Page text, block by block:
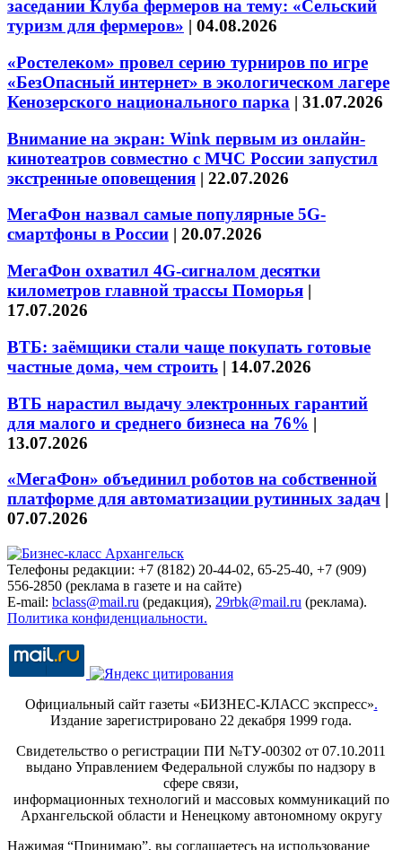
заседании Клуба фермеров на тему: «Сельский
туризм для фермеров» | 04.08.2026
«Ростелеком» провел серию турниров по игре
«БезОпасный интернет» в экологическом лагере
Кенозерского национального парка | 31.07.2026
Внимание на экран: Wink первым из онлайн-
кинотеатров совместно с МЧС России запустил
экстренные оповещения | 22.07.2026
МегаФон назвал самые популярные 5G-
смартфоны в России | 20.07.2026
МегаФон охватил 4G-сигналом десятки
километров главной трассы Поморья |
17.07.2026
ВТБ: заёмщики стали чаще покупать готовые
частные дома, чем строить | 14.07.2026
ВТБ нарастил выдачу электронных гарантий
для малого и среднего бизнеса на 76% |
13.07.2026
«МегаФон» объединил роботов на собственной
платформе для автоматизации рутинных задач |
07.07.2026
Телефоны редакции: +7 (8182) 20-44-02, 65-25-40, +7 (909)
556-2850 (реклама в газете и на сайте)
E-mail: bclass@mail.ru (редакция), 29rbk@mail.ru (реклама).
Политика конфиденциальности.
Официальный сайт газеты «БИЗНЕС-КЛАСС экспресс».
Издание зарегистрировано 22 декабря 1999 года.
Свидетельство о регистрации ПИ №ТУ-00302 от 07.10.2011
выдано Управлением Федеральной службы по надзору в
сфере связи,
информационных технологий и массовых коммуникаций по
Архангельской области и Ненецкому автономному округу
Нажимая “Принимаю”, вы соглашаетесь на использование